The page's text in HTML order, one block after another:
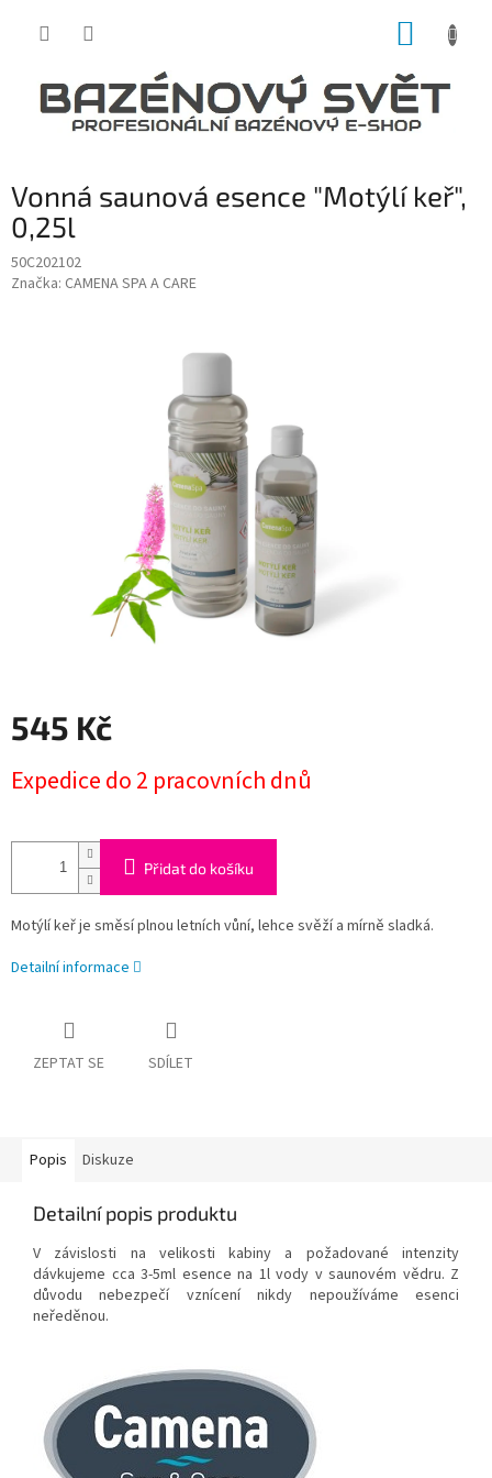
Vonná saunová esence "Motýlí keř",
0,25l
50C202102
Značka: CAMENA SPA A CARE
545 Kč
cena:
Expedice do 2 pracovních dnů
Přidat do košíku
Motýlí keř je směsí plnou letních vůní, lehce svěží a mírně sladká.
Detailní informace
ZEPTAT SE SDÍLET
Popis Diskuze
Detailní popis produktu
V závislosti na velikosti kabiny a požadované intenzity
dávkujeme cca 3-5ml esence na 1l vody v saunovém vědru. Z
důvodu nebezpečí vznícení nikdy nepoužíváme esenci
neředěnou.